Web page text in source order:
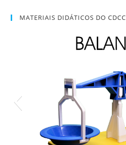
MATERIAIS DIDÁTICOS DO CDCC